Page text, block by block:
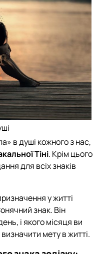
в душі кожного з нас,
Тіні. Крім цього
для всіх знаків
у житті
знак. Він
і якого місяця ви
мету в житті.